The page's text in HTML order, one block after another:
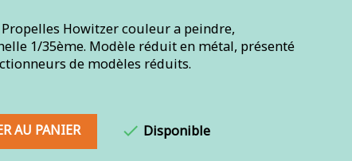
Howitzer couleur a peindre,
1/35ème. Modèle réduit en métal, présenté
de modèles réduits.
AU PANIER
 Disponible